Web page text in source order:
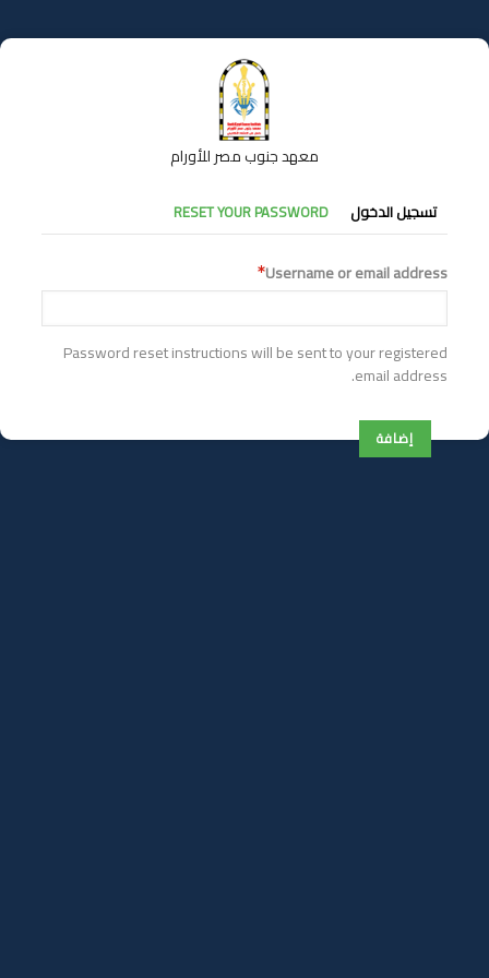
إلى
المحتوى
معهد جنوب مصر للأورام
التبويبات
الأساسية
تسجيل الدخول RESET YOUR PASSWORD
Username or email address
Password reset instructions will be sent to your registered
email address.